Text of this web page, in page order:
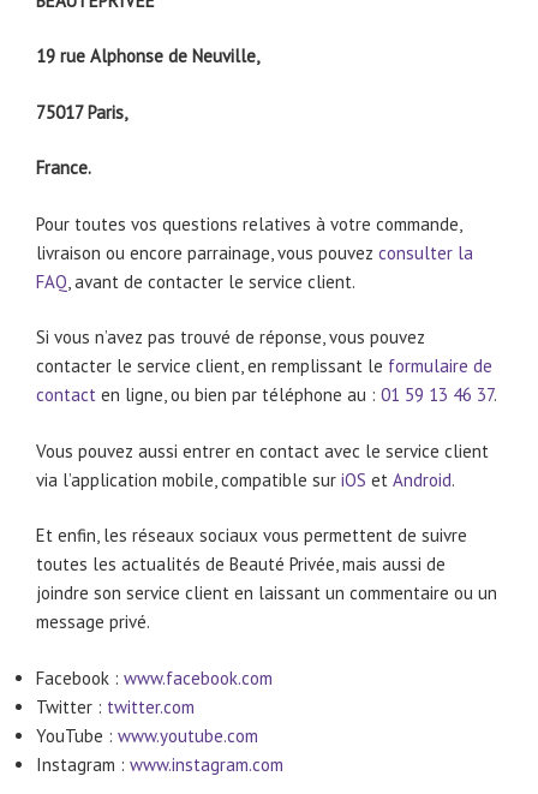
19 rue Alphonse de Neuville,
75017 Paris,
France.
Pour toutes vos questions relatives à votre commande,
livraison ou encore parrainage, vous pouvez consulter la
FAQ, avant de contacter le service client.
Si vous n’avez pas trouvé de réponse, vous pouvez
contacter le service client, en remplissant le formulaire de
contact en ligne, ou bien par téléphone au : 01 59 13 46 37.
Vous pouvez aussi entrer en contact avec le service client
via l’application mobile, compatible sur iOS et Android.
Et enfin, les réseaux sociaux vous permettent de suivre
toutes les actualités de Beauté Privée, mais aussi de
joindre son service client en laissant un commentaire ou un
message privé.
Facebook : www.facebook.com
Twitter : twitter.com
YouTube : www.youtube.com
Instagram : www.instagram.com